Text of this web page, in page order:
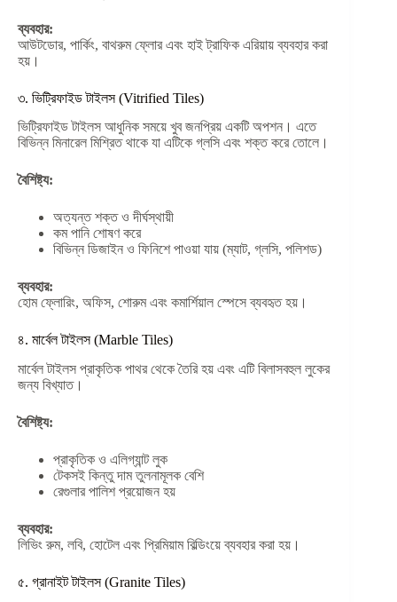
ব্যবহার:
আউটডোর, পার্কিং, বাথরুম ফ্লোর এবং হাই ট্রাফিক এরিয়ায় ব্যবহার করা
হয়।
৩. ভিট্রিফাইড টাইলস (Vitrified Tiles)
ভিট্রিফাইড টাইলস আধুনিক সময়ে খুব জনপ্রিয় একটি অপশন। এতে
বিভিন্ন মিনারেল মিশ্রিত থাকে যা এটিকে গ্লসি এবং শক্ত করে তোলে।
বৈশিষ্ট্য:
অত্যন্ত শক্ত ও দীর্ঘস্থায়ী
কম পানি শোষণ করে
বিভিন্ন ডিজাইন ও ফিনিশে পাওয়া যায় (ম্যাট, গ্লসি, পলিশড)
ব্যবহার:
হোম ফ্লোরিং, অফিস, শোরুম এবং কমার্শিয়াল স্পেসে ব্যবহৃত হয়।
৪. মার্বেল টাইলস (Marble Tiles)
মার্বেল টাইলস প্রাকৃতিক পাথর থেকে তৈরি হয় এবং এটি বিলাসবহুল লুকের
জন্য বিখ্যাত।
বৈশিষ্ট্য:
প্রাকৃতিক ও এলিগ্যান্ট লুক
টেকসই কিন্তু দাম তুলনামূলক বেশি
রেগুলার পালিশ প্রয়োজন হয়
ব্যবহার:
লিভিং রুম, লবি, হোটেল এবং প্রিমিয়াম বিল্ডিংয়ে ব্যবহার করা হয়।
৫. গ্রানাইট টাইলস (Granite Tiles)